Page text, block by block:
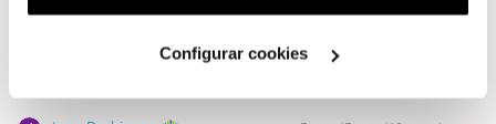
utilização dos cookies clicando em "Configurar
Configurar cookies